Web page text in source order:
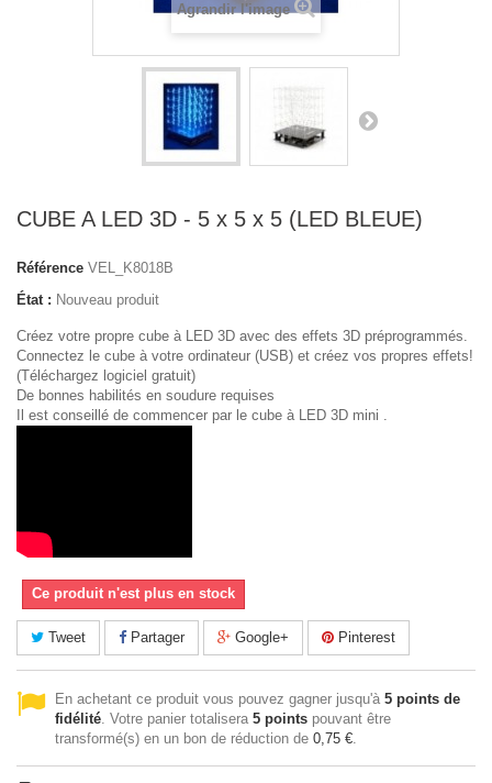
Agrandir l'image
CUBE A LED 3D - 5 x 5 x 5 (LED BLEUE)
Référence VEL_K8018B
État : Nouveau produit
Créez votre propre cube à LED 3D avec des effets 3D préprogrammés.
Connectez le cube à votre ordinateur (USB) et créez vos propres effets!
(Téléchargez logiciel gratuit)
De bonnes habilités en soudure requises
Il est conseillé de commencer par le cube à LED 3D mini .
Ce produit n'est plus en stock
Tweet Partager Google+ Pinterest
En achetant ce produit vous pouvez gagner jusqu'à 5 points de
fidélité. Votre panier totalisera 5 points pouvant être
transformé(s) en un bon de réduction de 0,75 €.